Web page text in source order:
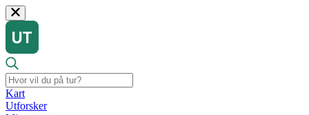
Kart
Utforsker